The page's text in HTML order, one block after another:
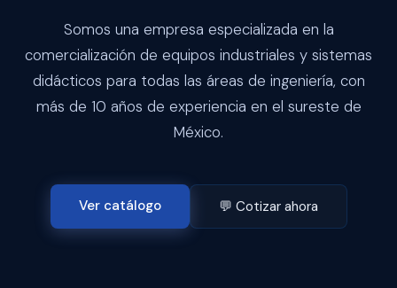
Somos una empresa especializada en la
comercialización de equipos industriales y sistemas
didácticos para todas las áreas de ingeniería, con
más de 10 años de experiencia en el sureste de
México.
Ver catálogo 💬 Cotizar ahora